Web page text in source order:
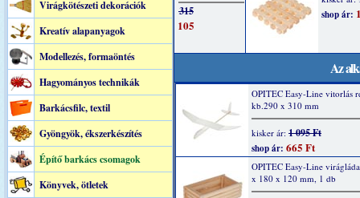
Virágkötészeti dekorációk
Kreatív alapanyagok
Modellezés, formaöntés
Hagyományos technikák
Barkácsfilc, textil
Gyöngyök, ékszerkészítés
Építő barkács csomagok
Könyvek, ötletek
Az
OPITEC Easy-Line vitorlás
kb.290 x 310 mm
kisker ár: 1 095 Ft
shop ár: 665 Ft
OPITEC Easy-Line
x 180 x 120 mm, 1 db